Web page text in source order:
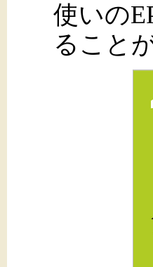
使いの
ること